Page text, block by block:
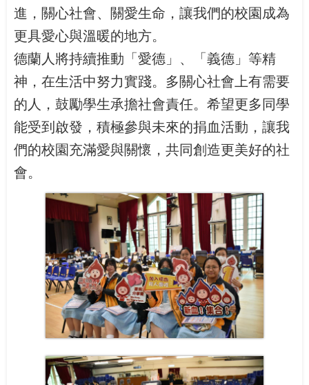
進，關心社會、關愛生命，讓我們的校園成為
更具愛心與溫暖的地方。
德蘭人將持續推動「愛德」、「義德」等精
神，在生活中努力實踐。多關心社會上有需要
的人，鼓勵學生承擔社會責任。希望更多同學
能受到啟發，積極參與未來的捐血活動，讓我
們的校園充滿愛與關懷，共同創造更美好的社
會。